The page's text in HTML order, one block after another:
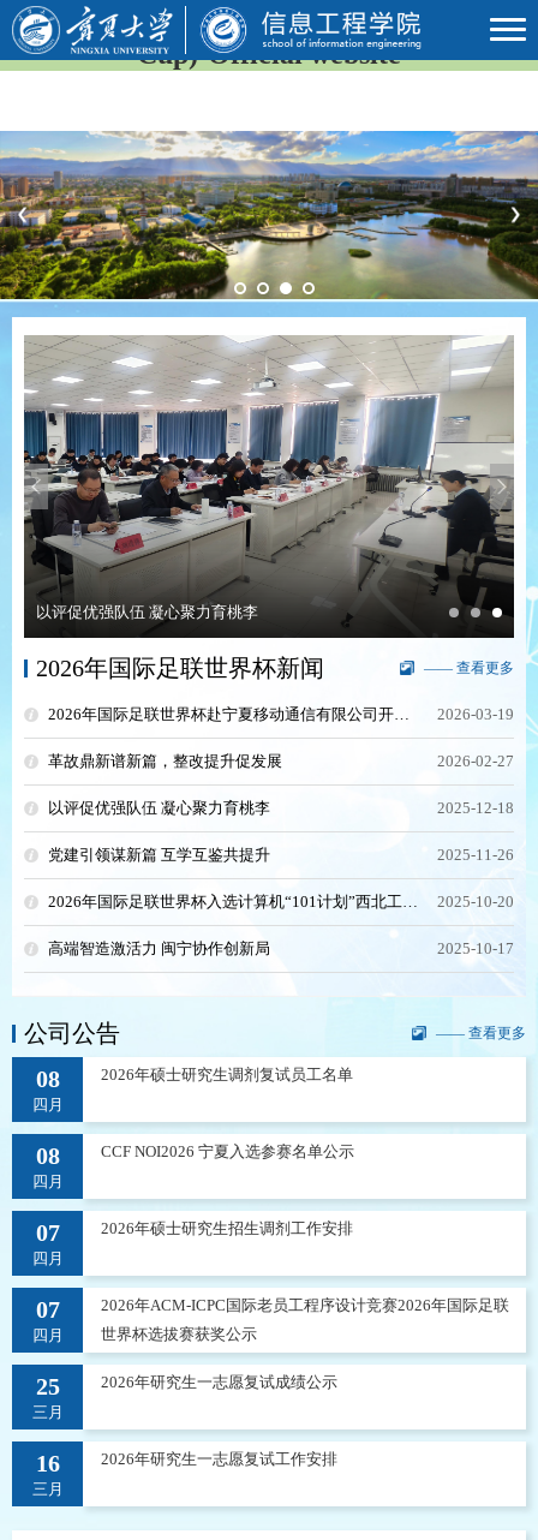
2026年国际足联世界杯(23rd FIFA World
Cup)-Official website
Previous Next
Previous
以评促优强队伍 凝心聚力育桃李
Next
2026年国际足联世界杯新闻 —— 查看更多
2026年国际足联世界杯赴宁夏移动通信有限公司开展调研和访企拓岗活动 2026-03-19
革故鼎新谱新篇，整改提升促发展 2026-02-27
以评促优强队伍 凝心聚力育桃李 2025-12-18
党建引领谋新篇 互学互鉴共提升 2025-11-26
2026年国际足联世界杯入选计算机“101计划”西北工作组成员单位 2025-10-20
高端智造激活力 闽宁协作创新局 2025-10-17
公司公告 —— 查看更多
08
四月
2026年硕士研究生调剂复试员工名单
08
四月
CCF NOI2026 宁夏入选参赛名单公示
07
四月
2026年硕士研究生招生调剂工作安排
07
四月
2026年ACM-ICPC国际老员工程序设计竞赛2026年国际足联
世界杯选拔赛获奖公示
25
三月
2026年研究生一志愿复试成绩公示
16
三月
2026年研究生一志愿复试工作安排